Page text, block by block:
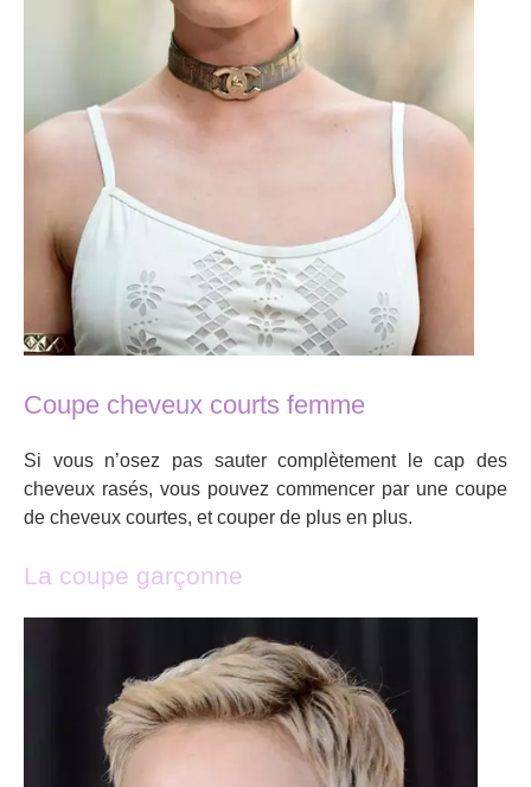
Coupe cheveux courts femme
Si vous n’osez pas sauter complètement le cap des
cheveux rasés, vous pouvez commencer par une coupe
de cheveux courtes, et couper de plus en plus.
La coupe garçonne